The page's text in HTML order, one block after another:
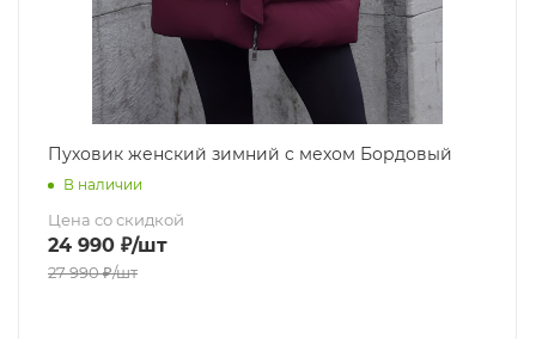
Пуховик женский зимний с мехом Бордовый
В наличии
Цена со скидкой
24 990 ₽/шт
27 990₽/шт